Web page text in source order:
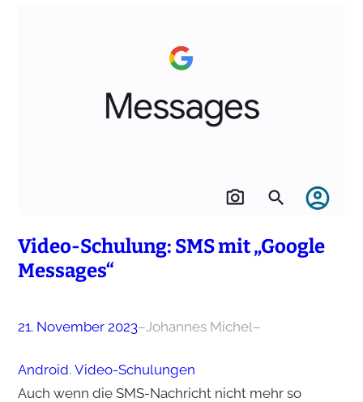
Video-Schulung: SMS mit „Google
Messages“
21. November 2023–Johannes Michel–
Android, Video-Schulungen
Auch wenn die SMS-Nachricht nicht mehr so